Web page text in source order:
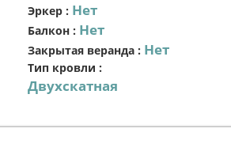
Эркер: Нет
Балкон: Нет
Закрытая веранда: Нет
Тип кровли :
Двухскатная